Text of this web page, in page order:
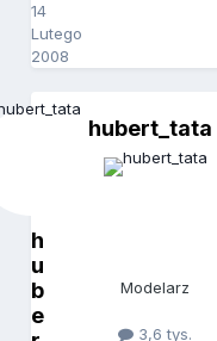
14
Lutego
2008
h
u
b
e
hubert_tata
Modelarz
3,6 tys.